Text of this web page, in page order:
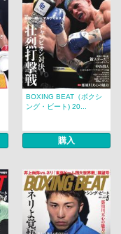
BOXING BEAT（ボクシ
ング・ビート) 20...
購入